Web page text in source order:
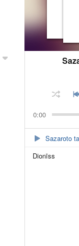
0:00
Sazaroto
Dionīss